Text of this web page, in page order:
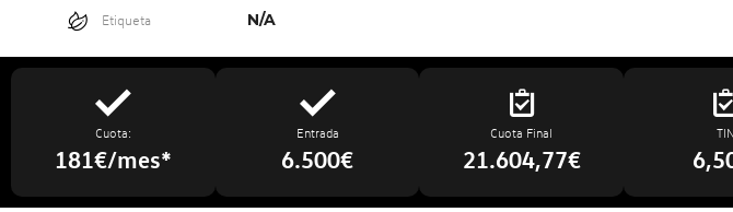
Etiqueta N/A
Cuota:
181€/mes*
Entrada
6.500€
Cuota Final
21.604,77€
TIN